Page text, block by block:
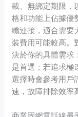
載、無綁定期限，
格和功能上佔據優
纖連接，適合需要
裝費用可能較高。
決於你的具體需求
是首選；若追求極
選擇時會參考用戶
速，故障排除效率